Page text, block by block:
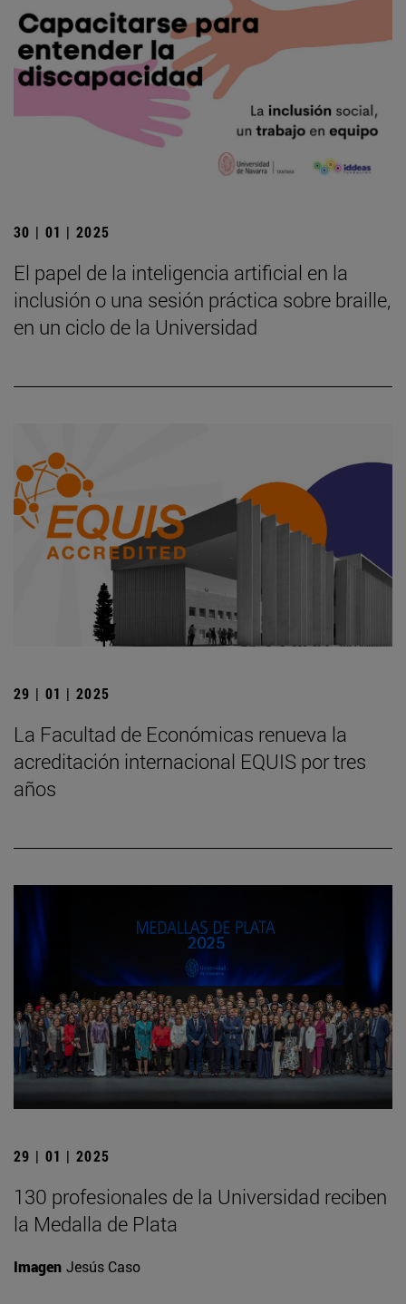
30 | 01 | 2025
El papel de la inteligencia artificial en la
inclusión o una sesión práctica sobre braille,
en un ciclo de la Universidad
29 | 01 | 2025
La Facultad de Económicas renueva la
acreditación internacional EQUIS por tres
años
29 | 01 | 2025
130 profesionales de la Universidad reciben
la Medalla de Plata
Imagen Jesús Caso